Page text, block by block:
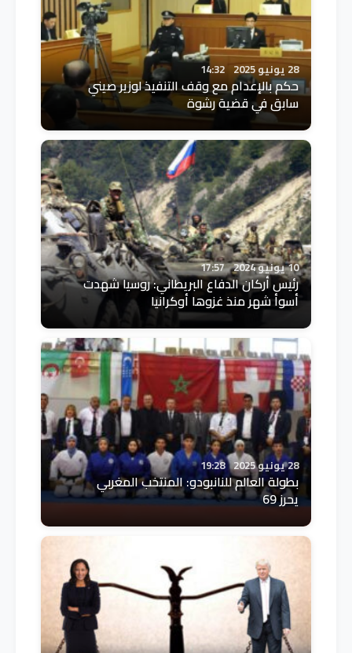
28 يونيو 2025 14:32
حكم بالإعدام مع وقف التنفيذ لوزير صيني
سابق في قضية رشوة
10 يونيو 2024 17:57
رئيس أركان الدفاع البريطاني: روسيا شهدت
أسوأ شهر منذ غزوها أوكرانيا
28 يونيو 2025 19:28
بطولة العالم للنانبودو: المنتخب المغربي
يحرز 69